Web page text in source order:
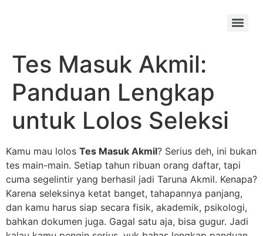
Menu
Tes Masuk Akmil:
Panduan Lengkap
untuk Lolos Seleksi
Kamu mau lolos Tes Masuk Akmil? Serius deh, ini bukan
tes main-main. Setiap tahun ribuan orang daftar, tapi
cuma segelintir yang berhasil jadi Taruna Akmil. Kenapa?
Karena seleksinya ketat banget, tahapannya panjang,
dan kamu harus siap secara fisik, akademik, psikologi,
bahkan dokumen juga. Gagal satu aja, bisa gugur. Jadi